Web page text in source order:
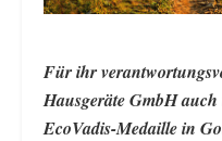
Für ihr
Hausgeräte GmbH
EcoVadis-Medaille in